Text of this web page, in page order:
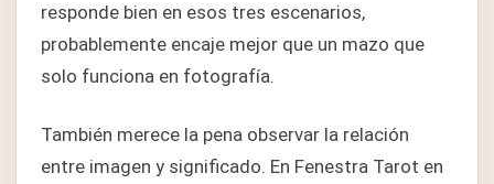
responde bien en esos tres escenarios,
probablemente encaje mejor que un mazo que
solo funciona en fotografía.
También merece la pena observar la relación
entre imagen y significado. En Fenestra Tarot en